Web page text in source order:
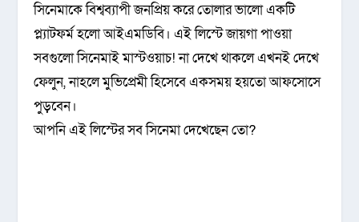
সিনেমাকে বিশ্বব্যাপী জনপ্রিয় করে তোলার ভালো এক‌টি
প্ল্যাটফর্ম হলো আইএমডিবি। এই লিস্টে জায়গা পাওয়া
সবগুলো সিনেমাই মাস্টওয়াচ! না দেখে থাকলে এখনই দেখে
ফেলুন, নাহলে মুভিপ্রেমী হিসেবে একসময় হয়তো আফসোসে
পুড়বেন।
আপনি এই লিস্টের সব সিনেমা দেখেছেন তো?